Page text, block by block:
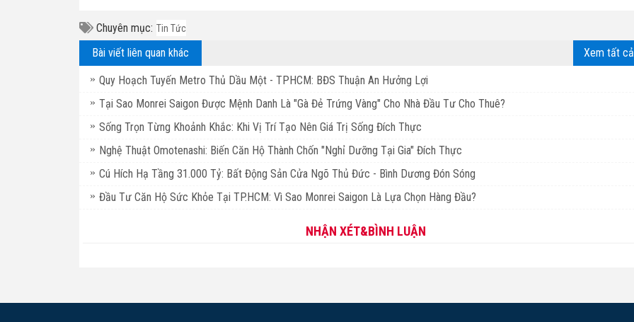
Chuyên mục: Tin Tức
Xem tất
Bài viết liên quan khác
Quy Hoạch Tuyến Metro Thủ Dầu Một - TPHCM: BĐS Thuận An Hưởng Lợi
Tại Sao Monrei Saigon Được Mệnh Danh Là "Gà Đẻ Trứng Vàng" Cho Nhà Đầu Tư Cho Thuê?
Sống Trọn Từng Khoảnh Khắc: Khi Vị Trí Tạo Nên Giá Trị Sống Đích Thực
Nghệ Thuật Omotenashi: Biến Căn Hộ Thành Chốn "Nghỉ Dưỡng Tại Gia" Đích Thực
Cú Hích Hạ Tầng 31.000 Tỷ: Bất Động Sản Cửa Ngõ Thủ Đức - Bình Dương Đón Sóng
Đầu Tư Căn Hộ Sức Khỏe Tại TP.HCM: Vì Sao Monrei Saigon Là Lựa Chọn Hàng Đầu?
NHẬN XÉT&BÌNH LUẬN